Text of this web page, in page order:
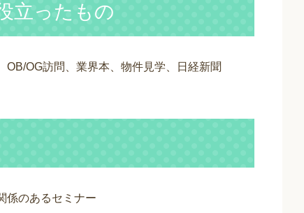
立ったもの
OG訪問、業界本、物件見学、日経新聞
係のあるセミナー